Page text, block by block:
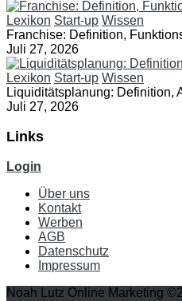
Lexikon Start-up Wissen
Franchise: Definition,
Juli 27, 2026
Lexikon Start-up Wissen
Liquiditätsplanung: Definition,
Juli 27, 2026
Links
Login
Über uns
Kontakt
Werben
AGB
Datenschutz
Impressum
Noah Lutz Online Marketing